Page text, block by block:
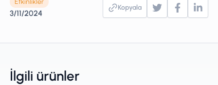
Etkinlikler
3/11/2024
Kopyala
İlgili ürünler